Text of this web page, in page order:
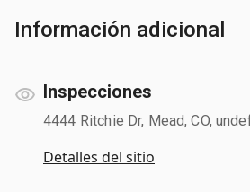
Información adicional
Inspecciones
4444 Ritchie Dr, Mead, CO,
Detalles del sitio